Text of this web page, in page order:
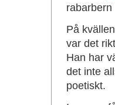
På
var det
Han har
det inte
poetiskt.